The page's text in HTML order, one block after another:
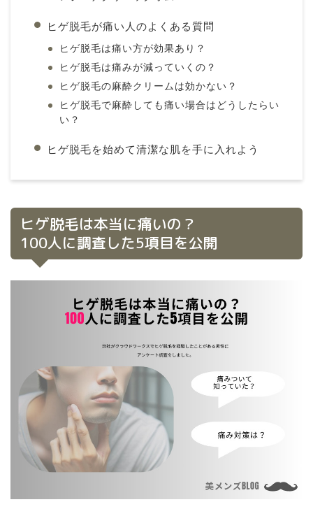
ヒゲ脱毛が痛い人のよくある質問
ヒゲ脱毛は痛い方が効果あり？
ヒゲ脱毛は痛みが減っていくの？
ヒゲ脱毛の麻酔クリームは効かない？
ヒゲ脱毛で麻酔しても痛い場合はどうしたらい
い？
ヒゲ脱毛を始めて清潔な肌を手に入れよう
ヒゲ脱毛は本当に痛いの？
100人に調査した5項目を公開